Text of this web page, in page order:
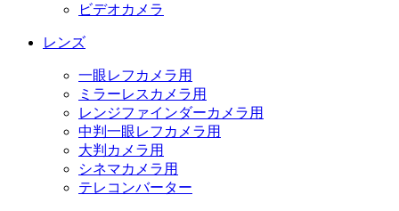
ビデオカメラ
レンズ
一眼レフカメラ用
ミラーレスカメラ用
レンジファインダーカメラ用
中判一眼レフカメラ用
大判カメラ用
シネマカメラ用
テレコンバーター